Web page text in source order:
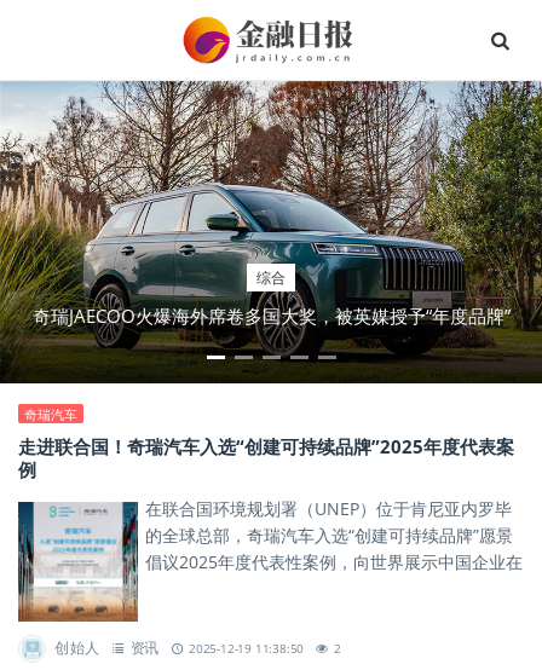
综合
奇瑞JAECOO火爆海外席卷多国大奖，被英媒授予“年度品牌”
奇瑞汽车
走进联合国！奇瑞汽车入选“创建可持续品牌”2025年度代表案
例
在联合国环境规划署（UNEP）位于肯尼亚内罗毕
的全球总部，奇瑞汽车入选“创建可持续品牌”愿景
倡议2025年度代表性案例，向世界展示中国企业在
创始人 资讯 2025-12-19 11:38:50 2